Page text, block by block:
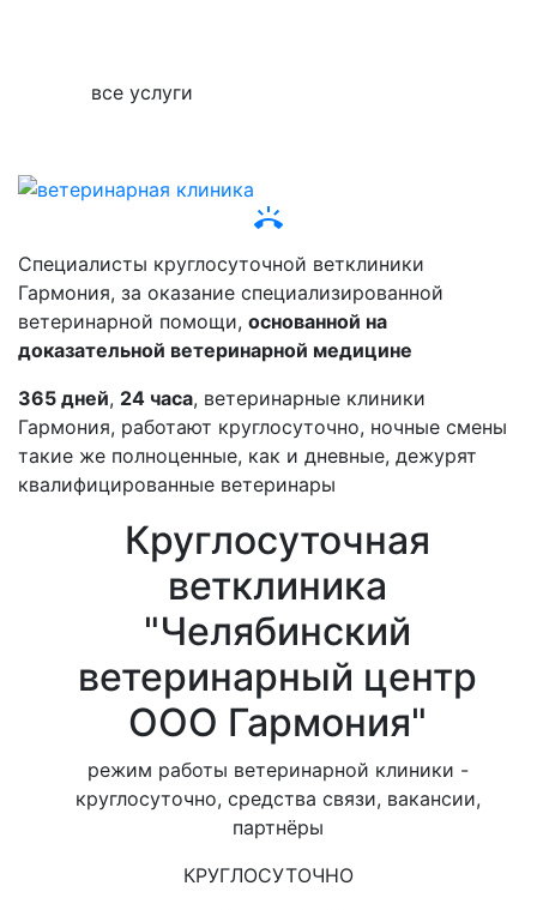
все услуги
ring_volume
Специалисты круглосуточной ветклиники
Гармония, за оказание специализированной
ветеринарной помощи, основанной на
доказательной ветеринарной медицине
365 дней, 24 часа, ветеринарные клиники
Гармония, работают круглосуточно, ночные смены
такие же полноценные, как и дневные, дежурят
квалифицированные ветеринары
Круглосуточная
ветклиника
"Челябинский
ветеринарный центр
ООО Гармония"
режим работы ветеринарной клиники -
круглосуточно, средства связи, вакансии,
партнёры
КРУГЛОСУТОЧНО